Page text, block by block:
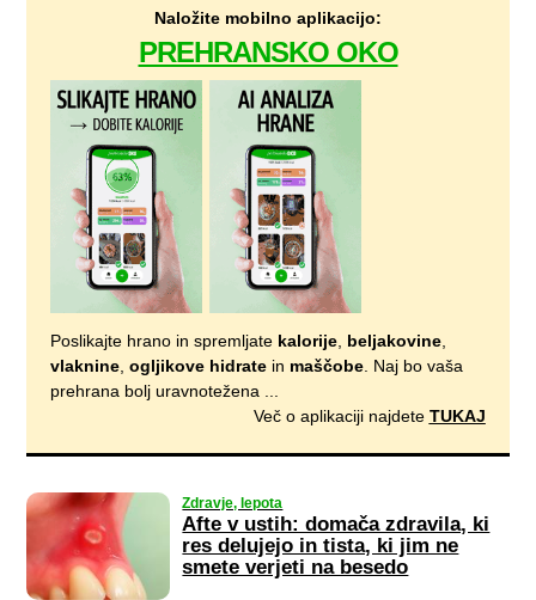
Naložite mobilno aplikacijo:
PREHRANSKO OKO
Poslikajte hrano in spremljate kalorije beljakovine
vlaknine ,ogljikove hidrate in maščobe . Naj bo vaša
prehrana bolj uravnotežena ...
Več o aplikaciji najdete TUKAJ
Zdravje, lepota
Afte v ustih: domača zdravila, ki
res delujejo in tista, ki jim ne
smete verjeti na besedo